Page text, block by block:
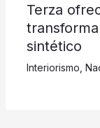
Terza
sintético
Interiorismo